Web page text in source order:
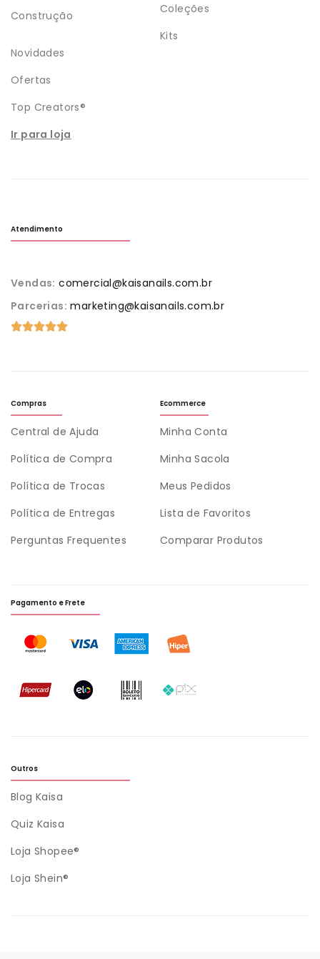
Construção
Coleções
Kits
Novidades
Ofertas
Top Creators®
Ir para loja
Atendimento
Vendas: comercial@kaisanails.com.br
Parcerias: marketing@kaisanails.com.br
Compras
Central de Ajuda
Política de Compra
Política de Trocas
Política de Entregas
Perguntas Frequentes
Ecommerce
Minha Conta
Minha Sacola
Meus Pedidos
Lista de Favoritos
Comparar Produtos
Outros
Blog Kaisa
Quiz Kaisa
Loja Shopee®
Loja Shein®
Pagamento e Frete